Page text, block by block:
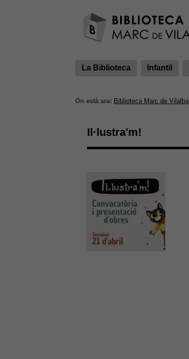
La Biblioteca Infantil
On està ara: Biblioteca Marc de Vilalba
Il·lustra'm!